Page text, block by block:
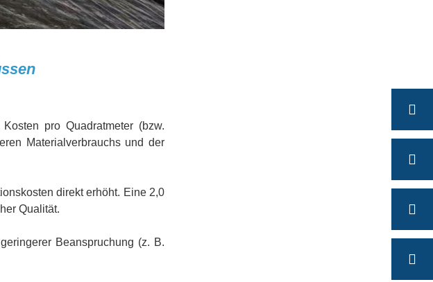
pro Quadratmeter (bzw.
Materialverbrauchs und der
direkt erhöht. Eine 2,0
Qualität.
Beanspruchung (z. B.